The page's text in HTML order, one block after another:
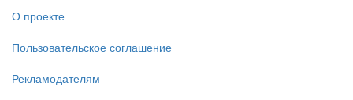
О проекте
Пользовательское соглашение
Рекламодателям